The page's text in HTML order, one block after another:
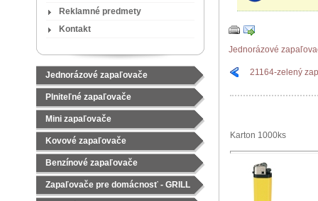
Reklamné predmety
Kontakt
Jednorázové zapaľovače
Plniteľné zapaľovače
Mini zapaľovače
Kovové zapaľovače
Benzínové zapaľovače
Zapaľovače pre domácnosť - GRILL
Jednorázové
21164-zelený
Karton 1000ks